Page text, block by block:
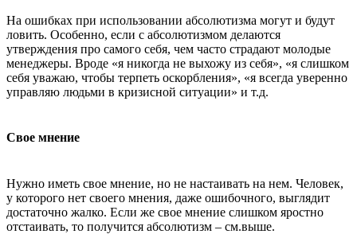
На ошибках при использовании абсолютизма могут и будут
ловить. Особенно, если с абсолютизмом делаются
утверждения про самого себя, чем часто страдают молодые
менеджеры. Вроде «я никогда не выхожу из себя», «я слишком
себя уважаю, чтобы терпеть оскорбления», «я всегда уверенно
управляю людьми в кризисной ситуации» и т.д.
Свое мнение
Нужно иметь свое мнение, но не настаивать на нем. Человек,
у которого нет своего мнения, даже ошибочного, выглядит
достаточно жалко. Если же свое мнение слишком яростно
отстаивать, то получится абсолютизм – см.выше.